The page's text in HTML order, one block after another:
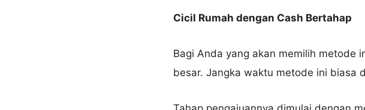
Cicil Rumah dengan Cash Bertahap
Bagi Anda yang akan memilih metode
besar. Jangka waktu metode ini biasa